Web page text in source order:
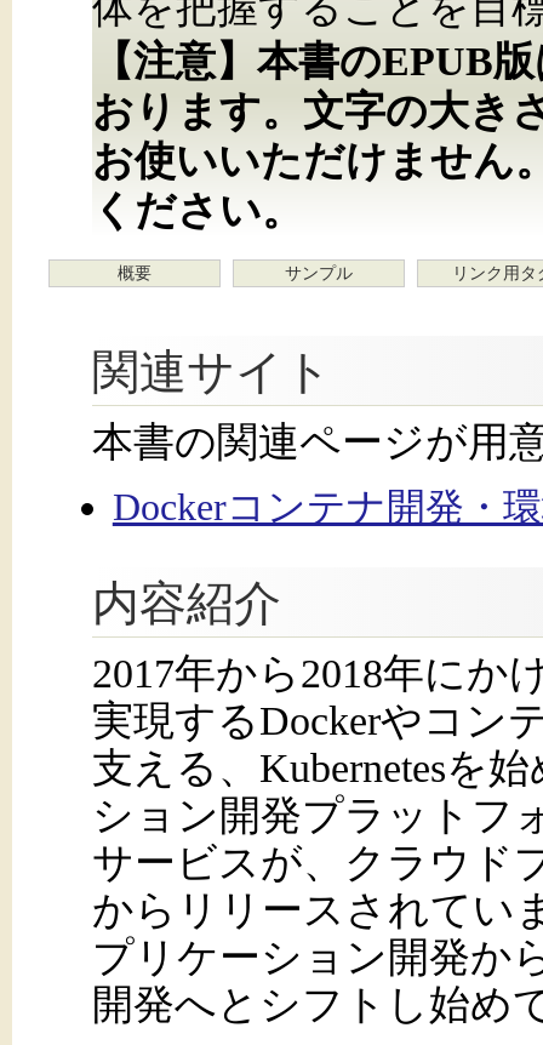
【注意】本書のEPUB
おります。文字の大き
お使いいただけません
ください。
概要 サンプル リンク用タ
関連サイト
本書の関連ページが用
Dockerコンテナ開発・
内容紹介
2017年から2018年にか
実現するDockerやコン
支える、Kubernetesを
ション開発プラットフ
サービスが、クラウド
からリリースされてい
プリケーション開発か
開発へとシフトし始め